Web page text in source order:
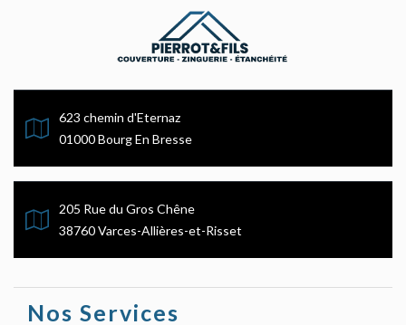
623 chemin d'Eternaz
01000 Bourg En Bresse
205 Rue du Gros Chêne
38760 Varces-Allières-et-Risset
Nos Services